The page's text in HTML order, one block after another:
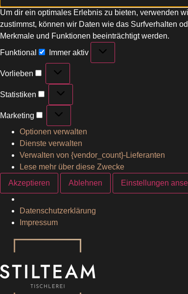
Um dir ein optimales Erlebnis zu bieten, verwenden
zustimmst, können wir Daten wie das Surfverhalten
Merkmale und Funktionen beeinträchtigt werden.
Funktional
Immer aktiv
Vorlieben
Statistiken
Marketing
Optionen verwalten
Dienste verwalten
Verwalten von {vendor_count}-Lieferanten
Lese mehr über diese Zwecke
Akzeptieren
Ablehnen Einstellungen
Datenschutzerklärung
Impressum